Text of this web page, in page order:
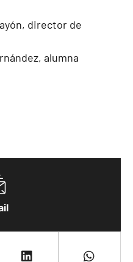
director de
alumna